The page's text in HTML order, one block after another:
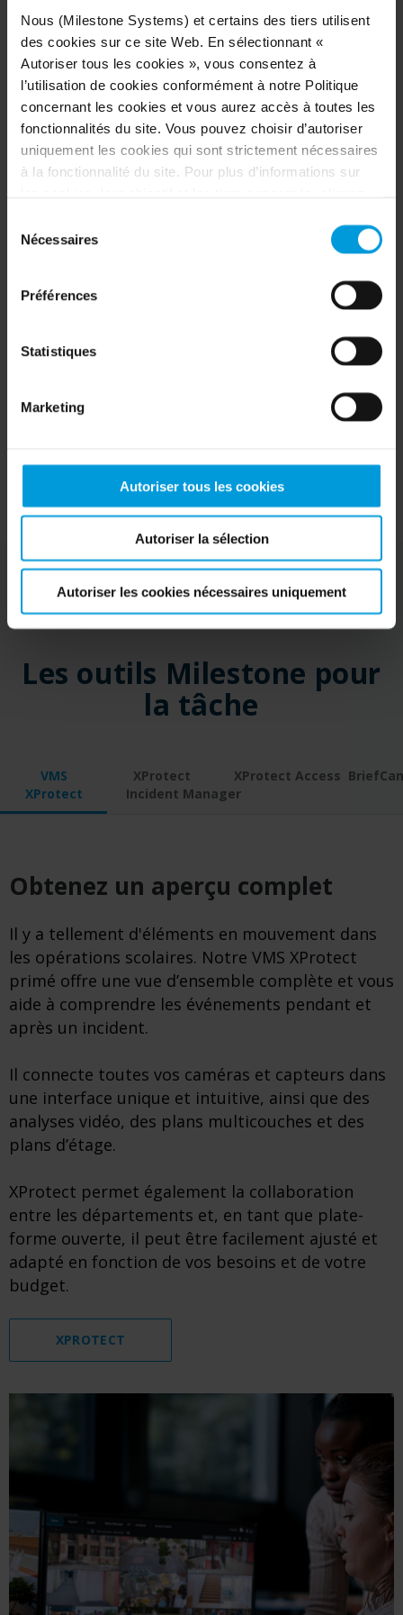
Nous (Milestone Systems) et certains des tiers utilisent
des cookies sur ce site Web. En sélectionnant «
Autoriser tous les cookies », vous consentez à
l’utilisation de cookies conformément à notre Politique
concernant les cookies et vous aurez accès à toutes les
fonctionnalités du site. Vous pouvez choisir d’autoriser
uniquement les cookies qui sont strictement nécessaires
à la fonctionnalité du site. Pour plus d’informations sur
Concernant les cookies, votre consentement s’applique
milestonesys.com et aux sous-
. Concernant les cookies de Google, vous
pouvez également installer un module complémentaire de
https://tools.google.com/dlpage/gaoptout?hl=fr. Vous
Nécessaires
Préférences
Statistiques
Marketing
Autoriser tous les cookies
Autoriser la sélection
Autoriser les cookies nécessaires uniquement
LEARN MORE
Les outils Milestone pour
la tâche
VMS
XProtect
XProtect
Incident Manager
XProtect Access
Obtenez un aperçu complet
Il y a tellement d'éléments en mouvement dans
les opérations scolaires. Notre VMS XProtect
primé offre une vue d’ensemble complète et vous
aide à comprendre les événements pendant et
après un incident.
Il connecte toutes vos caméras et capteurs dans
une interface unique et intuitive, ainsi que des
analyses vidéo, des plans multicouches et des
plans d’étage.
XProtect permet également la collaboration
entre les départements et, en tant que plate-
forme ouverte, il peut être facilement ajusté et
adapté en fonction de vos besoins et de votre
budget.
XPROTECT